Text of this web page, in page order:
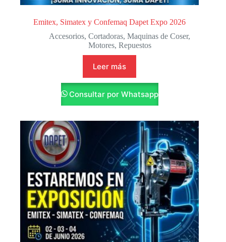
Emitex, Simatex y Confemaq Dapet Expo 2026
Accesorios,Cortadoras,Maquinas de Coser,
Motores, Repuestos
Leer más
Consultar por Whatsapp